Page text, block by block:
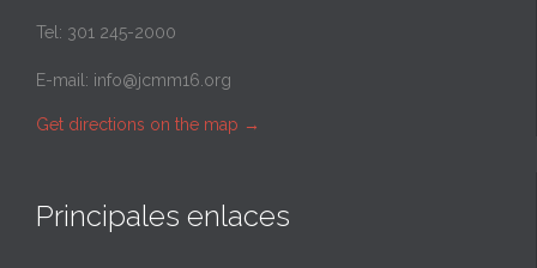
Tel: 301 245-2000
E-mail: info@jcmm16.org
Get directions on the map →
Principales enlaces